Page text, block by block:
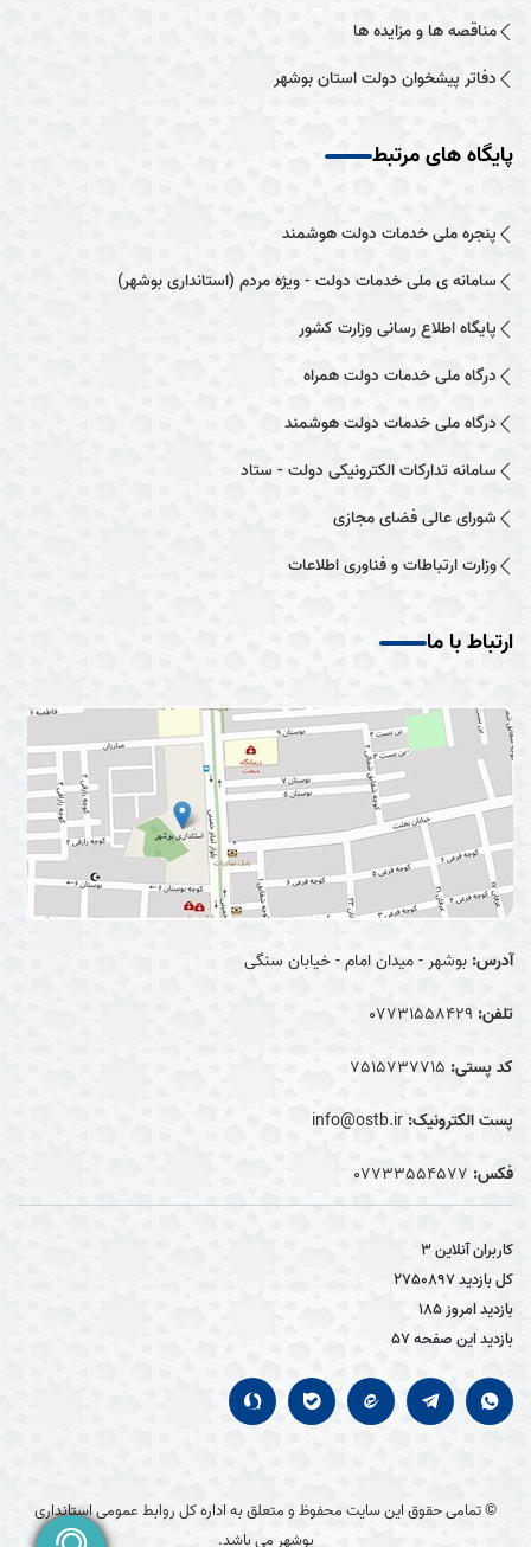
مناقصه ها و مزایده ها
دفاتر پیشخوان دولت استان بوشهر
پایگاه های مرتبط
پنجره ملی خدمات دولت هوشمند
سامانه ی ملی خدمات دولت - ویژه مردم (استانداری بوشهر)
پایگاه اطلاع رسانی وزارت کشور
درگاه ملی خدمات دولت همراه
درگاه ملی خدمات دولت هوشمند
سامانه تدارکات الکترونیکی دولت - ستاد
شورای عالی فضای مجازی
وزارت ارتباطات و فناوری اطلاعات
ارتباط با ما
آدرس: بوشهر - میدان امام - خیابان سنگی
تلفن: 07731558429
کد پستی: 7515737715
پست الکترونیک: info@ostb.ir
فکس: 07733554577
کاربران آنلاین3
کل بازدید2750897
بازدید امروز185
بازدید این صفحه57
© تمامی حقوق این سایت محفوظ و متعلق به اداره کل روابط عمومی استانداری
بوشهر می باشد.